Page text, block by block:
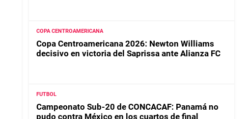
COPA CENTROAMERICANA
Copa Centroamericana 2026: Newton Williams
decisivo en victoria del Saprissa ante Alianza FC
FUTBOL
Campeonato Sub-20 de CONCACAF: Panamá no
pudo contra México en los cuartos de final